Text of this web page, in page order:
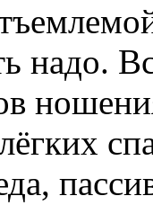
надо.